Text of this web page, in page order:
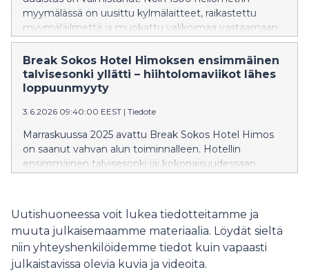
myymälässä on uusittu kylmälaitteet, raikastettu
myymäläilmettä ja muokattu valikoimaa vastaamaan
entistä paremmin asiakkaiden tarpeisiin. Uudistuneen
myymälän avajaisia vietetään torstaina 11.6.
kakkukahvien ja avajaistarjousten merkeissä.
Break Sokos Hotel Himoksen ensimmäinen
talvisesonki yllätti – hiihtolomaviikot lähes
loppuunmyyty
3.6.2026 09:40:00 EEST | Tiedote
Marraskuussa 2025 avattu Break Sokos Hotel Himos
on saanut vahvan alun toiminnalleen. Hotellin
ensimmäinen talvisesonki jäi kokonaisuudessaan
paremmin ja hotelli oli lähes loppuunmyyty.
Uutishuoneessa voit lukea tiedotteitamme ja
muuta julkaisemaamme materiaalia. Löydät sieltä
niin yhteyshenkilöidemme tiedot kuin vapaasti
julkaistavissa olevia kuvia ja videoita.